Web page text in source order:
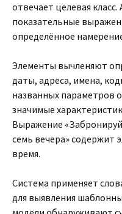
отвечает целевая
показательные
определённое
Элементы вычленяют
даты, адреса, имена,
названных параметров
значимые
Выражение
семь вечера» содержит
время.
Система применяет
для выявления